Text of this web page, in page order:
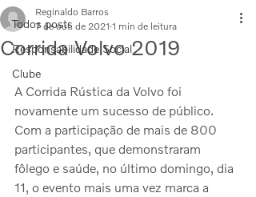
Todos posts
Responsabilidade Social
Clube
Corrida Volvo 2019
Reginaldo Barros
7 de out. de 2021 1 min de leitura
A Corrida Rústica da Volvo foi
novamente um sucesso de público.
Com a participação de mais de 800
participantes, que demonstraram
fôlego e saúde, no último domingo, dia
11, o evento mais uma vez marca a